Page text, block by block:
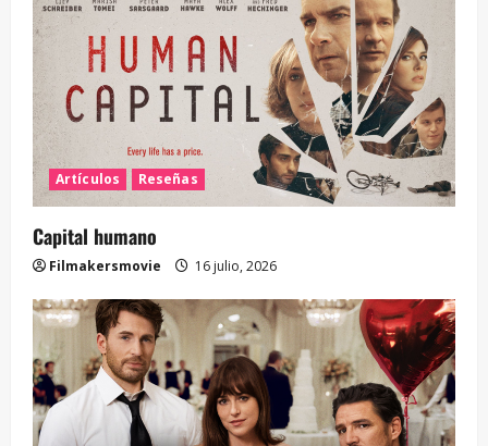
Artículos Reseñas
Capital humano
Filmakersmovie 16 julio, 2026